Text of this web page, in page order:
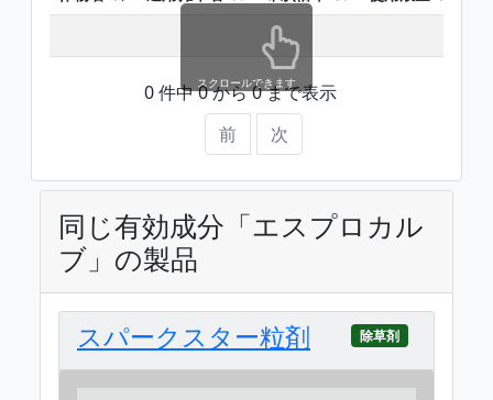
0 件中 0 から 0 まで表示
前
次
スクロールできます
同じ有効成分「エスプロカル
ブ」の製品
スパークスター粒剤 除草剤